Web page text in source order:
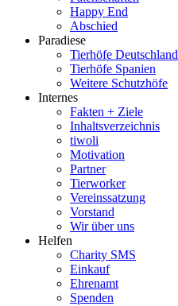
Happy End
Abschied
Paradiese
Tierhöfe Deutschland
Tierhöfe Spanien
Weitere Schutzhöfe
Internes
Fakten + Ziele
Inhaltsverzeichnis
tiwoli
Motivation
Partner
Tierworker
Vereinssatzung
Vorstand
Wir über uns
Helfen
Charity SMS
Einkauf
Ehrenamt
Spenden